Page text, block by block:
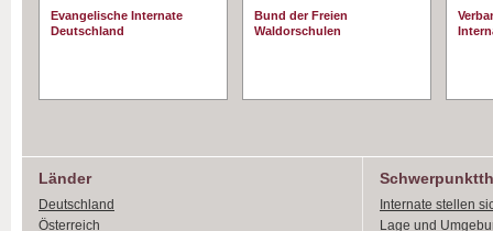
Evangelische Internate
Deutschland
Bund der Freien
Waldorschulen
Länder
Deutschland
Österreich
Internate stellen
Lage und